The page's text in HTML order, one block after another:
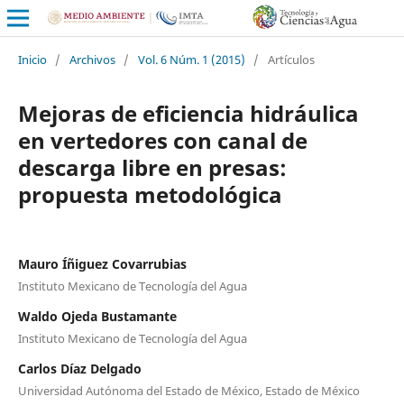
Inicio / Archivos / Vol. 6 Núm. 1 (2015) / Artículos
Mejoras de eficiencia hidráulica
en vertedores con canal de
descarga libre en presas:
propuesta metodológica
Mauro Íñiguez Covarrubias
Instituto Mexicano de Tecnología del Agua
Waldo Ojeda Bustamante
Instituto Mexicano de Tecnología del Agua
Carlos Díaz Delgado
Universidad Autónoma del Estado de México, Estado de México